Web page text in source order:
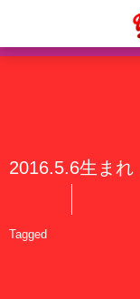
2016.5.6生まれ
Tagged